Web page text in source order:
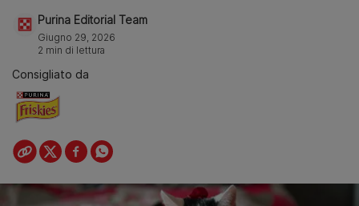
Purina Editorial Team
Giugno 29, 2026
2 min di lettura
Consigliato da